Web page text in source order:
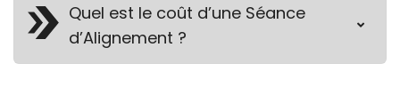
Quel est le coût d’une Séance
d’Alignement ?